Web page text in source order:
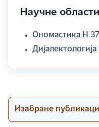
Научне области
Ономастика Н
Дијалектологија
Изабране